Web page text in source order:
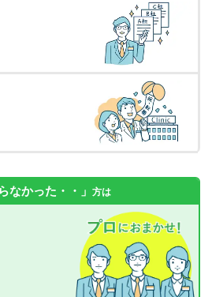
なかった・・」 方は